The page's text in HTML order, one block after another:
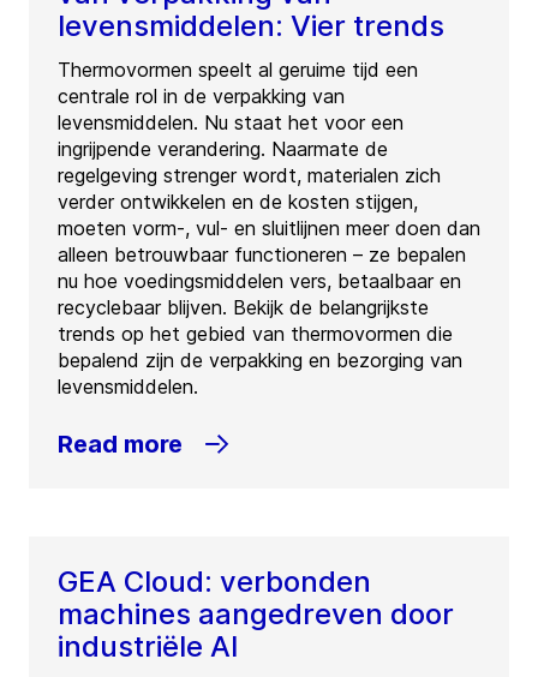
levensmiddelen: Vier trends
Thermovormen speelt al geruime tijd een
centrale rol in de verpakking van
levensmiddelen. Nu staat het voor een
ingrijpende verandering. Naarmate de
regelgeving strenger wordt, materialen zich
verder ontwikkelen en de kosten stijgen,
moeten vorm-, vul- en sluitlijnen meer doen dan
alleen betrouwbaar functioneren – ze bepalen
nu hoe voedingsmiddelen vers, betaalbaar en
recyclebaar blijven. Bekijk de belangrijkste
trends op het gebied van thermovormen die
bepalend zijn de verpakking en bezorging van
levensmiddelen.
Read more
GEA Cloud: verbonden
machines aangedreven door
industriële AI